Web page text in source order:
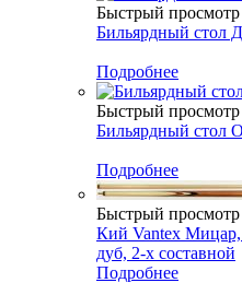
Быстрый просмотр
Бильярдный стол
Подробнее
Быстрый просмотр
Бильярдный стол
Подробнее
Быстрый просмотр
Кий Vantex Мицар,
дуб, 2-х составной
Подробнее